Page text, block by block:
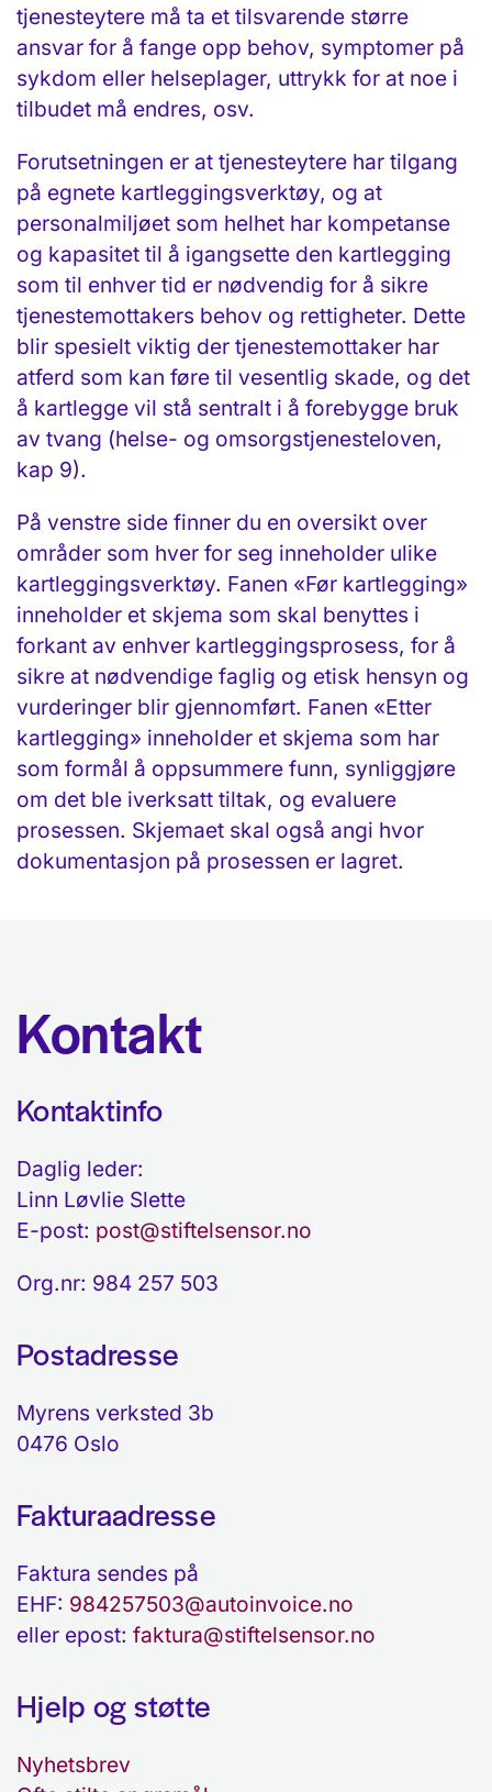
tjenesteytere må ta et tilsvarende større
ansvar for å fange opp behov, symptomer på
sykdom eller helseplager, uttrykk for at noe i
tilbudet må endres, osv.
Forutsetningen er at tjenesteytere har tilgang
på egnete kartleggingsverktøy, og at
personalmiljøet som helhet har kompetanse
og kapasitet til å igangsette den kartlegging
som til enhver tid er nødvendig for å sikre
tjenestemottakers behov og rettigheter. Dette
blir spesielt viktig der tjenestemottaker har
atferd som kan føre til vesentlig skade, og det
å kartlegge vil stå sentralt i å forebygge bruk
av tvang (helse- og omsorgstjenesteloven,
kap 9).
På venstre side finner du en oversikt over
områder som hver for seg inneholder ulike
kartleggingsverktøy. Fanen «Før kartlegging»
inneholder et skjema som skal benyttes i
forkant av enhver kartleggingsprosess, for å
sikre at nødvendige faglig og etisk hensyn og
vurderinger blir gjennomført. Fanen «Etter
kartlegging» inneholder et skjema som har
som formål å oppsummere funn, synliggjøre
om det ble iverksatt tiltak, og evaluere
prosessen. Skjemaet skal også angi hvor
dokumentasjon på prosessen er lagret.
Kontakt
Kontaktinfo
Daglig leder:
Linn Løvlie Slette
E-post: post@stiftelsensor.no
Org.nr: 984 257 503
Postadresse
Myrens verksted 3b
0476 Oslo
Fakturaadresse
Faktura sendes på
EHF: 984257503@autoinvoice.no
eller epost: faktura@stiftelsensor.no
Hjelp og støtte
Nyhetsbrev